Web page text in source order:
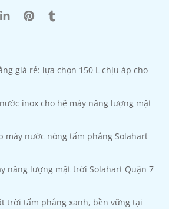
giá rẻ: lựa chọn 150 L chịu áp cho
inox cho hệ máy năng lượng mặt
máy nước nóng tấm phẳng Solahart
năng lượng mặt trời Solahart Quận 7
trời tấm phẳng xanh, bền vững tại